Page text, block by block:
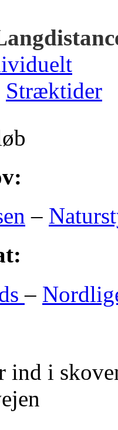
Stræktider
–
–
ind i